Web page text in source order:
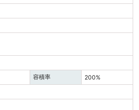
容積率
200%